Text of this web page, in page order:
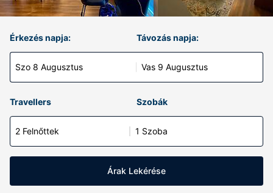
Érkezés napja:
Szo 8 Augusztus
Távozás napja:
Vas 9 Augusztus
Travellers Szobák
2 Felnőttek 1 Szoba
Árak Lekérése